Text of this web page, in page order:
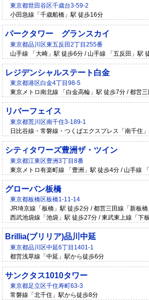
東京都世田谷区千歳台3-59-2
小田急線「千歳船橋」駅 徒歩16分
パークタワー グランスカイ
東京都品川区東五反田2丁目255番
山手線 「大崎」駅 徒歩6分 / 山手線 「五反田」駅
レジデンシャルステート白金
東京都港区白金4丁目98-5
東京メトロ南北線 「白金高輪」駅 徒歩7分 / 都営
リバーフェイス
東京都荒川区南千住3-189-1
日比谷線・常磐線・つくばエクスプレス「南千住
シティタワーズ豊洲ザ・ツイン
東京都江東区豊洲3丁目8番
東京メトロ有楽町線 「豊洲」駅 徒歩4分 / 山手線
グローバン板橋
東京都板橋区板橋1-11-14
JR埼京線「板橋」駅 徒歩2分 / 都営三田線「新板
西武池袋線「池袋」駅 徒歩27分 / 東武東上線「下
Brillia(ブリリア)品川中延
東京都品川区中延6丁目1401-1
都営浅草線「中延」駅から徒歩6分
サンクタス1010タワー
東京都足立区千住寿町63-3
常磐線「北千住」駅から徒歩8分